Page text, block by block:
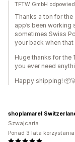
TFTW GmbH
Thanks a ton for the
app’s been
sometimes Swiss
your back when that
Huge thanks for the
you ever need
Happy shipping!
shoplamarel
Szwajcaria
Ponad 3 lata